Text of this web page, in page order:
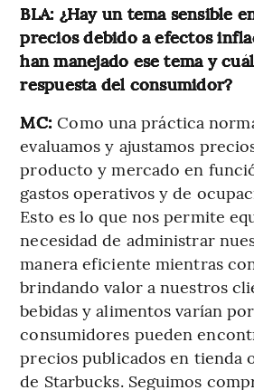
BLA: ¿Hay un tema sensible
precios debido a efectos
han manejado ese tema y
respuesta del consumidor?
MC:Como una práctica
evaluamos y ajustamos
producto y mercado en
gastos operativos y de
Esto es lo que nos permite
necesidad de administrar
manera eficiente mientras
brindando valor a nuestros
bebidas y alimentos varían
consumidores pueden
precios publicados en tienda
de Starbucks. Seguimos